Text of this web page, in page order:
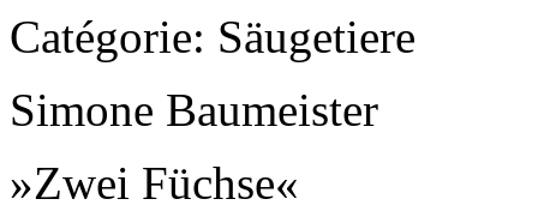
Catégorie: Säugetiere
Simone Baumeister
»Zwei Füchse«